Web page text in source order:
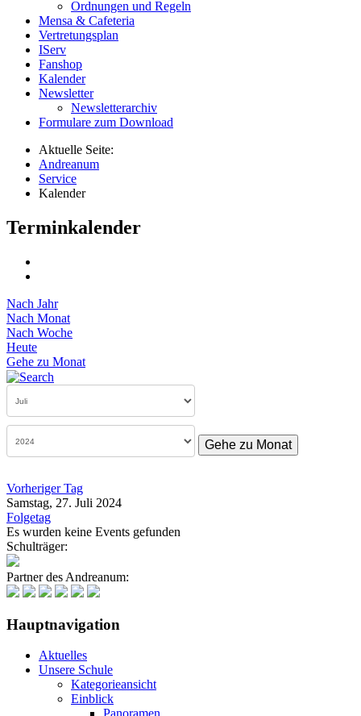
Ordnungen und Regeln
Mensa & Cafeteria
Vertretungsplan
IServ
Fanshop
Kalender
Newsletter
Newsletterarchiv
Formulare zum Download
Aktuelle Seite:
Andreanum
Service
Kalender
Terminkalender
Nach Jahr
Nach Monat
Nach Woche
Heute
Gehe zu Monat
Gehe zu Monat
Vorheriger Tag
Samstag, 27. Juli 2024
Folgetag
Es wurden keine Events gefunden
Schulträger:
Partner des Andreanum:
Hauptnavigation
Aktuelles
Unsere Schule
Kategorieansicht
Einblick